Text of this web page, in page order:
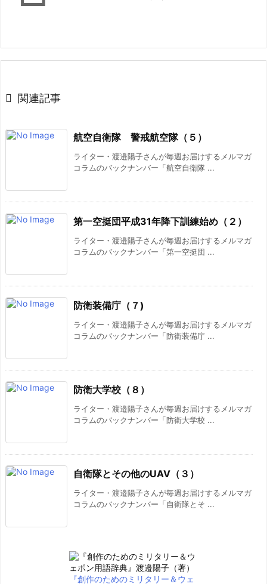
 関連記事
航空自衛隊 警戒航空隊（５）
ライター・渡邉陽子さんが毎週お届けするメルマガ
コラムのバックナンバー「航空自衛隊 ...
第一空挺団平成31年降下訓練始め（２）
ライター・渡邉陽子さんが毎週お届けするメルマガ
コラムのバックナンバー「第一空挺団 ...
防衛装備庁（７)
ライター・渡邉陽子さんが毎週お届けするメルマガ
コラムのバックナンバー「防衛装備庁 ...
防衛大学校（８）
ライター・渡邉陽子さんが毎週お届けするメルマガ
コラムのバックナンバー「防衛大学校 ...
自衛隊とその他のUAV（３）
ライター・渡邉陽子さんが毎週お届けするメルマガ
コラムのバックナンバー「自衛隊とそ ...
『創作のためのミリタリー＆ウェ